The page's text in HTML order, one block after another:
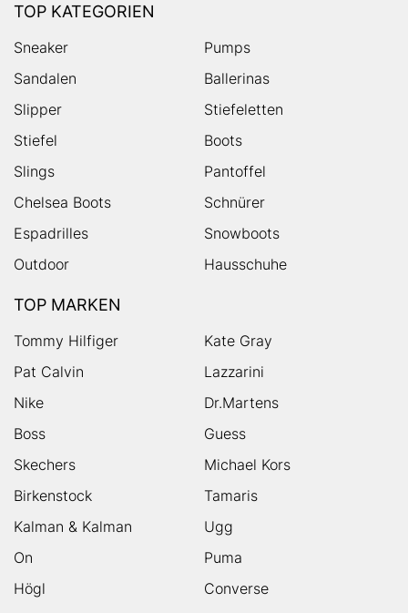
TOP KATEGORIEN
Sneaker
Pumps
Sandalen
Ballerinas
Slipper
Stiefeletten
Stiefel
Boots
Slings
Pantoffel
Chelsea Boots
Schnürer
Espadrilles
Snowboots
Outdoor
Hausschuhe
TOP MARKEN
Tommy Hilfiger
Kate Gray
Pat Calvin
Lazzarini
Nike
Dr.Martens
Boss
Guess
Skechers
Michael Kors
Birkenstock
Tamaris
Kalman & Kalman
Ugg
On
Puma
Högl
Converse